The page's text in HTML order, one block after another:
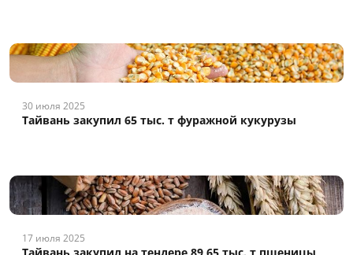
30 июля 2025
Тайвань закупил 65 тыс. т фуражной кукурузы
17 июля 2025